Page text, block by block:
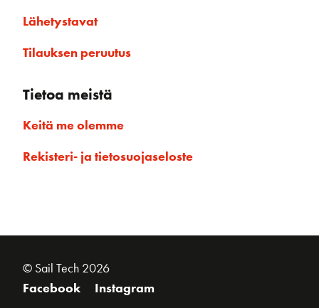
Lähetystavat
Tilauksen peruutus
Tietoa meistä
Keitä me olemme
Rekisteri- ja tietosuojaseloste
© Sail Tech 2026
Facebook
Instagram